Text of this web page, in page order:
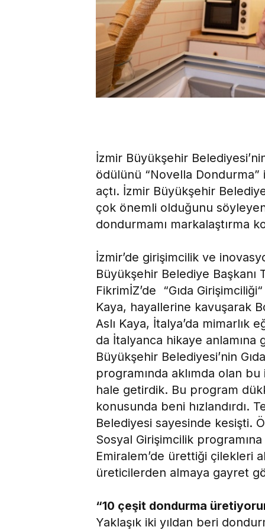
İzmir Büyükşehir
ödülünü “Novella Dondurma”
açtı. İzmir Büyükşehir
çok önemli olduğunu
dondurmamı markalaştırma
İzmir’de girişimcilik ve
Büyükşehir Belediye Başkanı
FikrimİZ’de “Gıda
Kaya, hayallerine kavuşarak
Aslı Kaya, İtalya’da mimarlık
da İtalyanca hikaye anlamına
Büyükşehir Belediyesi’nin
programında aklımda olan
hale getirdik. Bu program
konusunda beni hızlandırdı.
Belediyesi sayesinde kesişti.
Sosyal Girişimcilik
Emiralem’de ürettiği çilekleri
üreticilerden almaya gayret
“10 çeşit dondurma
Yaklaşık iki yıldan beri